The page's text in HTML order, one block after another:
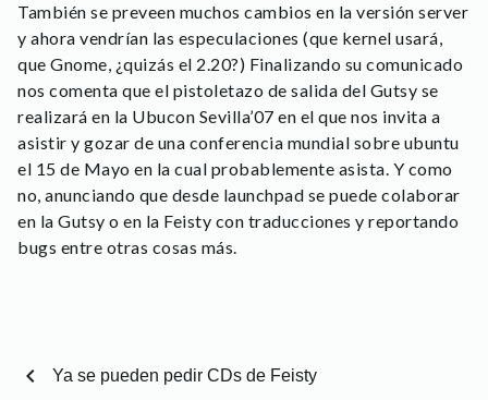
También se preveen muchos cambios en la versión server
y ahora vendrían las especulaciones (que kernel usará,
que Gnome, ¿quizás el 2.20?) Finalizando su comunicado
nos comenta que el pistoletazo de salida del Gutsy se
realizará en la Ubucon Sevilla’07 en el que nos invita a
asistir y gozar de una conferencia mundial sobre ubuntu
el 15 de Mayo en la cual probablemente asista. Y como
no, anunciando que desde launchpad se puede colaborar
en la Gutsy o en la Feisty con traducciones y reportando
bugs entre otras cosas más.
chevron_left Ya se pueden pedir CDs de Feisty